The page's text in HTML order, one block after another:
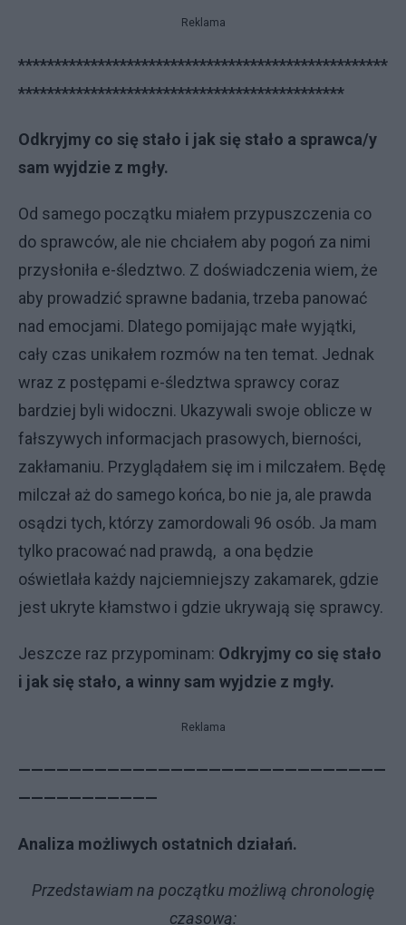
Reklama
***************************************************
*********************************************
Odkryjmy co się stało i jak się stało a sprawca/y
sam wyjdzie z mgły.
Od samego początku miałem przypuszczenia co
do sprawców, ale nie chciałem aby pogoń za nimi
przysłoniła e-śledztwo. Z doświadczenia wiem, że
aby prowadzić sprawne badania, trzeba panować
nad emocjami. Dlatego pomijając małe wyjątki,
cały czas unikałem rozmów na ten temat. Jednak
wraz z postępami e-śledztwa sprawcy coraz
bardziej byli widoczni. Ukazywali swoje oblicze w
fałszywych informacjach prasowych, bierności,
zakłamaniu. Przyglądałem się im i milczałem. Będę
milczał aż do samego końca, bo nie ja, ale prawda
osądzi tych, którzy zamordowali 96 osób. Ja mam
tylko pracować nad prawdą, a ona będzie
oświetlała każdy najciemniejszy zakamarek, gdzie
jest ukryte kłamstwo i gdzie ukrywają się sprawcy.
Jeszcze raz przypominam: Odkryjmy co się stało
i jak się stało, a winny sam wyjdzie z mgły.
Reklama
—————————————————————————————
———————————
Analiza możliwych ostatnich działań.
Przedstawiam na początku możliwą chronologię
czasową: